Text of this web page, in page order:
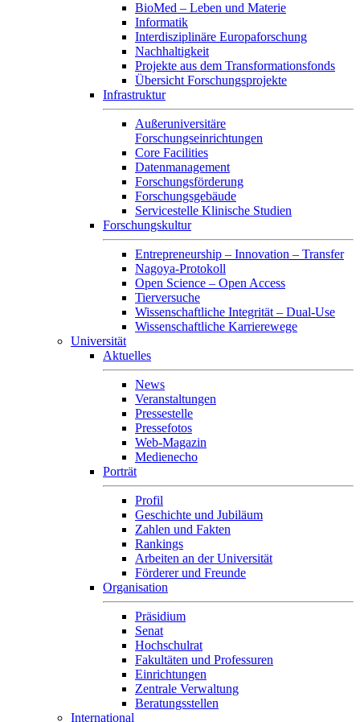
BioMed – Leben und Materie
Informatik
Interdisziplinäre Europaforschung
Nachhaltigkeit
Projekte aus dem Transformationsfonds
Übersicht Forschungsprojekte
Infrastruktur
Außeruniversitäre
Forschungseinrichtungen
Core Facilities
Datenmanagement
Forschungsförderung
Forschungsgebäude
Servicestelle Klinische Studien
Forschungskultur
Entrepreneurship – Innovation – Transfer
Nagoya-Protokoll
Open Science – Open Access
Tierversuche
Wissenschaftliche Integrität – Dual-Use
Wissenschaftliche Karrierewege
Universität
Aktuelles
News
Veranstaltungen
Pressestelle
Pressefotos
Web-Magazin
Medienecho
Porträt
Profil
Geschichte und Jubiläum
Zahlen und Fakten
Rankings
Arbeiten an der Universität
Förderer und Freunde
Organisation
Präsidium
Senat
Hochschulrat
Fakultäten und Professuren
Einrichtungen
Zentrale Verwaltung
Beratungsstellen
International